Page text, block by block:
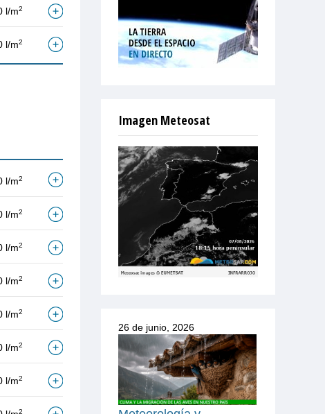
l/m2
l/m2
l/m2
l/m2
l/m2
l/m2
l/m2
l/m2
l/m2
2
Imagen Meteosat
26 de junio, 2026